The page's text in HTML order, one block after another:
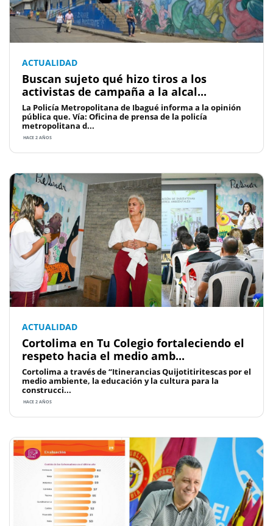
ACTUALIDAD
Buscan sujeto qué hizo tiros a los
activistas de campaña a la alcal...
La Policía Metropolitana de Ibagué informa a la opinión
pública que. Vía: Oficina de prensa de la policía
metropolitana d...
HACE 2 AÑOS
ACTUALIDAD
Cortolima en Tu Colegio fortaleciendo el
respeto hacia el medio amb...
Cortolima a través de “Itinerancias Quijotitiritescas por el
medio ambiente, la educación y la cultura para la
construcci...
HACE 2 AÑOS